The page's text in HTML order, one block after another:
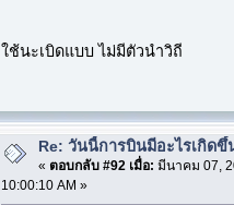
ใช้นะเบิดแบบ ไม่มีตัวนำวิถี
Re: วันนี้การบินมีอะไรเกิดขึ้
« ตอบกลับ #92 เมื่อ: มีนาคม 07,
10:00:10 AM »